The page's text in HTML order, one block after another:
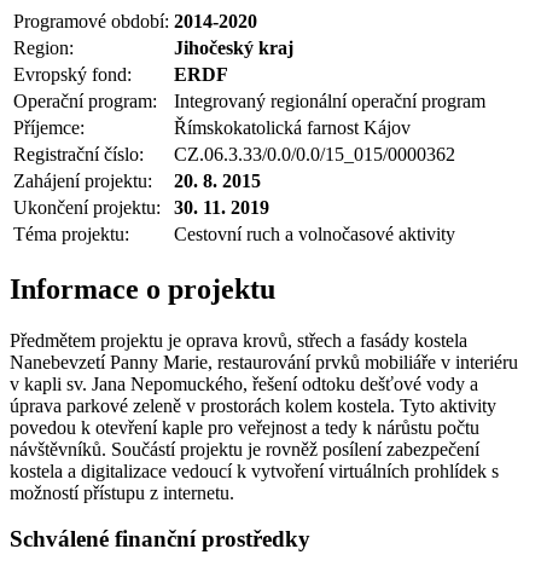
Programové období: 2014-2020
Region:
Jihočeský kraj
Evropský fond:
ERDF
Operační program:
Integrovaný regionální operační program
Příjemce:
Římskokatolická farnost Kájov
Registrační číslo:
CZ.06.3.33/0.0/0.0/15_015/0000362
Zahájení projektu:
20. 8. 2015
Ukončení projektu:
30. 11. 2019
Téma projektu:
Cestovní ruch a volnočasové aktivity
Informace o projektu
Předmětem projektu je oprava krovů, střech a fasády kostela
Nanebevzetí Panny Marie, restaurování prvků mobiliáře v interiéru
v kapli sv. Jana Nepomuckého, řešení odtoku dešťové vody a
úprava parkové zeleně v prostorách kolem kostela. Tyto aktivity
povedou k otevření kaple pro veřejnost a tedy k nárůstu počtu
návštěvníků. Součástí projektu je rovněž posílení zabezpečení
kostela a digitalizace vedoucí k vytvoření virtuálních prohlídek s
možností přístupu z internetu.
Schválené finanční prostředky